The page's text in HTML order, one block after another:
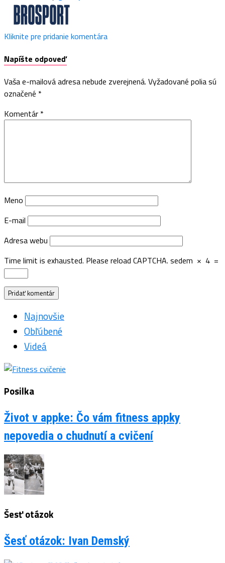
Kliknite pre pridanie komentára
Napíšte odpoveď
Vaša e-mailová adresa nebude zverejnená. Vyžadované polia sú
označené *
Komentár *
Meno
E-mail
Adresa webu
Time limit is exhausted. Please reload CAPTCHA. sedem × 4 =
Najnovšie
Obľúbené
Videá
Posilka
Život v appke: Čo vám fitness appky
nepovedia o chudnutí a cvičení
Šesť otázok
Šesť otázok: Ivan Demský